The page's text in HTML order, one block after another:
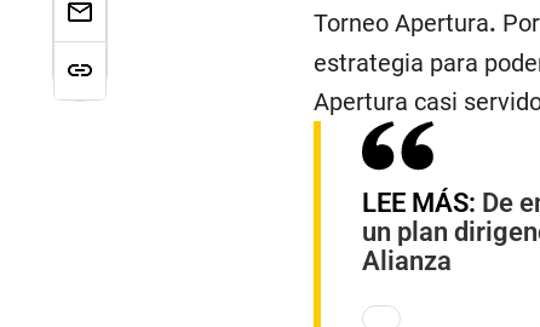
Torneo Apertura.
estrategia para
Apertura casi
LEE MÁS: De
un plan
Alianza